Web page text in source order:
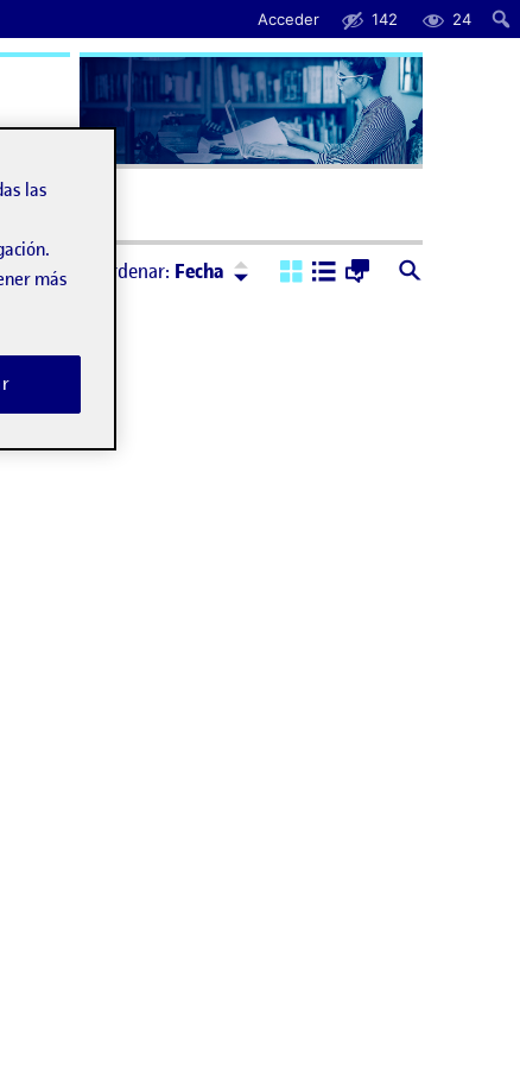
Acceder 142 24
Ordenar: Fecha Ordenar:Descendente
las
más